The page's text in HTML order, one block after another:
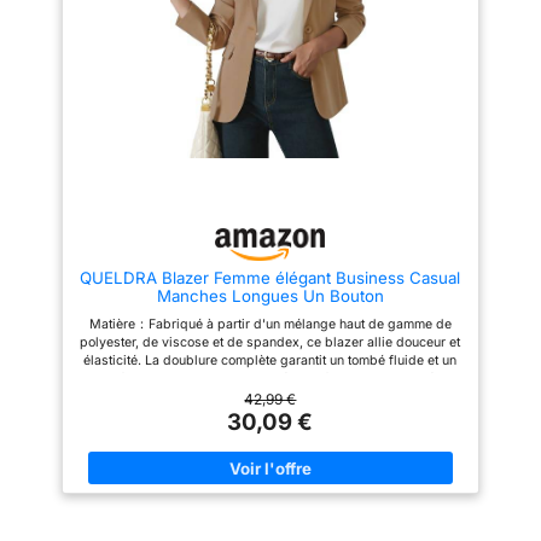
décoration mentale de qualité,
tissu en coton doux pour un
confort optimal pour toutes les
activités. Technologie textile : le
tissu en toile de coton permet à
la veste d'être légère et de
constituer la pièce essentielle
parfaite dans le placard de
chaque femme. C'est la veste
de qualité, tissu en coton doux
pour un confort optimal pour
toutes les activités. Technologie
textile : le tissu en toile de coton
permet à la veste d’être légère
et de constituer la pièce
essentielle parfaite dans le
placard de chaque femme.
C’est la veste idéale pour la
QUELDRA Blazer Femme élégant Business Casual
Manches Longues Un Bouton
Matière：Fabriqué à partir d'un mélange haut de gamme de
polyester, de viscose et de spandex, ce blazer allie douceur et
élasticité. La doublure complète garantit un tombé fluide et un
prolongée. Caractéristiques：Doté d'un revers à rabat basique
et d'une fermeture classique à un bouton, ce blazer polyvalent
mari élégance et fonctionnalité. Deux poches à rabat
fonctionnelles offrent un rangement stylé tout en préservant un
look chic et raffiné. Occasions d'usage：Passez sans effort du
bureau à la table de dîner avec ce blazer classique pour
42,99 €
30,09 €